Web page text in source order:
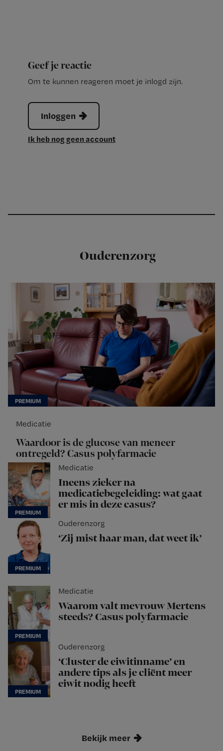
Geef je reactie
Om te kunnen reageren moet je inlogd zijn.
Inloggen
Ik heb nog geen account
Ouderenzorg
Medicatie
Waardoor is de glucose van meneer
ontregeld? Casus polyfarmacie
Medicatie
Ineens zieker na
medicatiebegeleiding: wat gaat
er mis in deze casus?
Ouderenzorg
‘Zij mist haar man, dat weet ik’
Medicatie
Waarom valt mevrouw Mertens
steeds? Casus polyfarmacie
Ouderenzorg
‘Cluster de eiwitinname’ en
andere tips als je cliënt meer
eiwit nodig heeft
Bekijk meer